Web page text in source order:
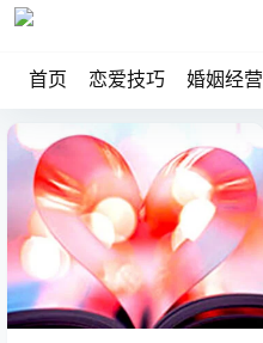
首页 恋爱技巧 婚姻经营